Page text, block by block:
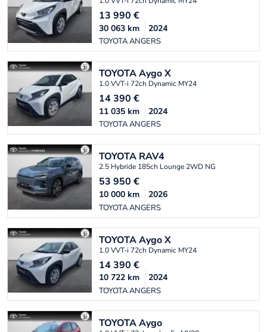
13 990 €
TOYOTA ANGERS
30 063 km 2024
TOYOTAAygo X
1.0 VVT-i 72ch Dynamic MY24
14 390 €
TOYOTA ANGERS
11 035 km 2024
TOYOTA RAV4
2.5 Hybride 185ch Lounge 2WD NG
53 950 €
TOYOTA ANGERS
10 000 km 2026
TOYOTAAygo X
1.0 VVT-i 72ch Dynamic MY24
14 390 €
TOYOTA ANGERS
10 722 km 2024
TOYOTAAygo